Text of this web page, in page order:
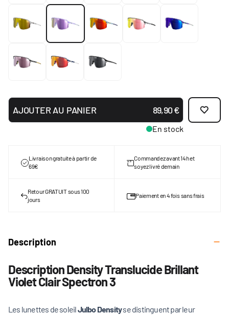
AJOUTER AU PANIER 89,90 €
En stock
Livraison gratuite à partir de
69€
Commandez avant 14h et
soyez livré demain
Retour GRATUIT sous 100
jours
Paiement en 4 fois sans frais
Description
Description Density Translucide Brillant
Violet Clair Spectron 3
Les lunettes de soleilJulbo Densityse distinguent par leur